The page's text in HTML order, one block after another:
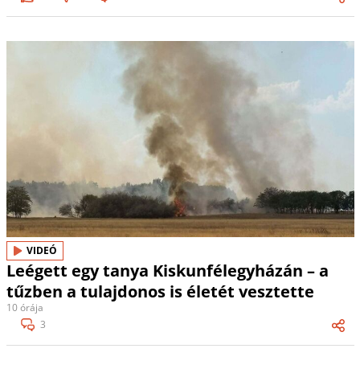
VIDEÓ
Leégett egy tanya Kiskunfélegyházán – a
tűzben a tulajdonos is életét vesztette
10 órája
3